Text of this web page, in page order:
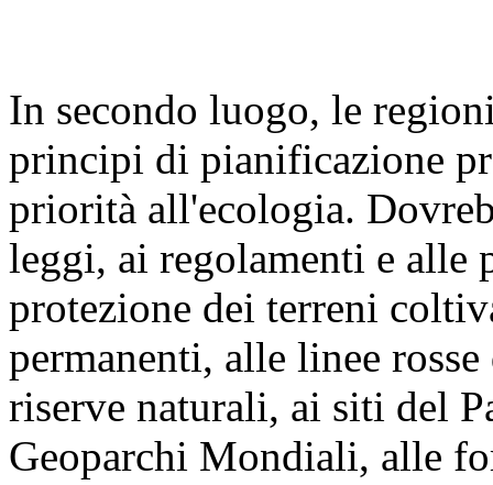
In secondo luogo, le
principi di pianificazione
priorità all'ecologia.
leggi, ai regolamenti e
protezione dei terreni
permanenti, alle linee
riserve naturali, ai siti del
Geoparchi Mondiali, alle